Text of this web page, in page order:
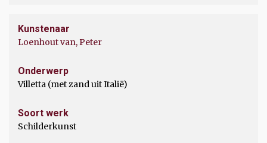
Kunstenaar
Loenhout van, Peter
Onderwerp
Villetta (met zand uit Italië)
Soort werk
Schilderkunst